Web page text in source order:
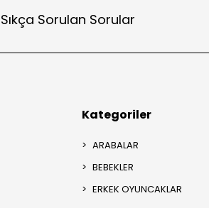
Sıkça Sorulan Sorular
Kategoriler
ARABALAR
BEBEKLER
ERKEK OYUNCAKLAR